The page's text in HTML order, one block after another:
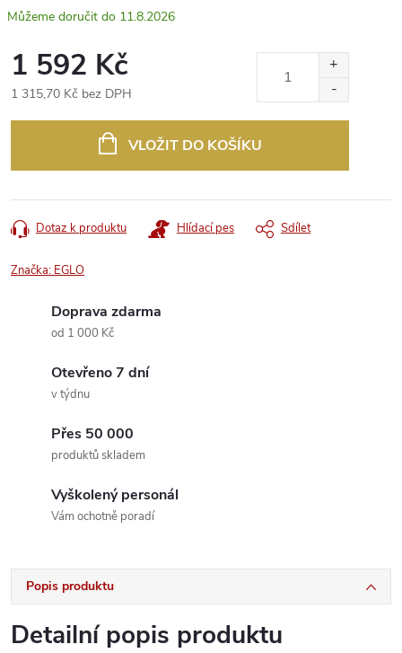
11.8.2026
1 592 Kč
1 315,70 Kč bez DPH
VLOŽIT DO KOŠÍKU
Dotaz k produktu Hlídací pes Sdílet
Značka: EGLO
Doprava zdarma
od 1 000 Kč
Otevřeno 7 dní
v týdnu
Přes 50 000
produktů skladem
Vyškolený personál
Vám ochotně poradí
Popis produktu
Detailní popis produktu